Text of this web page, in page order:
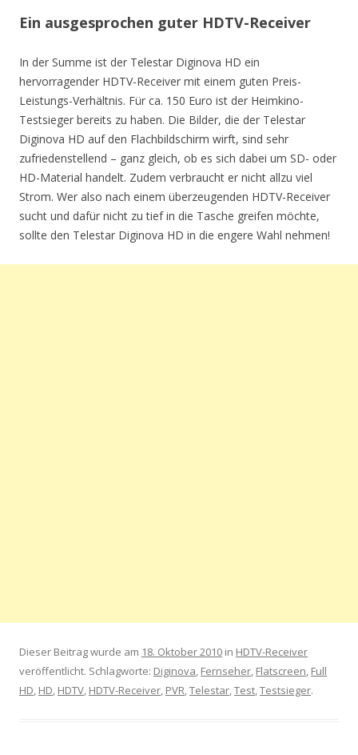
Ein ausgesprochen guter HDTV-Receiver
In der Summe ist der Telestar Diginova HD ein
hervorragender HDTV-Receiver mit einem guten Preis-
Leistungs-Verhältnis. Für ca. 150 Euro ist der Heimkino-
Testsieger bereits zu haben. Die Bilder, die der Telestar
Diginova HD auf den Flachbildschirm wirft, sind sehr
zufriedenstellend – ganz gleich, ob es sich dabei um SD- oder
HD-Material handelt. Zudem verbraucht er nicht allzu viel
Strom. Wer also nach einem überzeugenden HDTV-Receiver
sucht und dafür nicht zu tief in die Tasche greifen möchte,
sollte den Telestar Diginova HD in die engere Wahl nehmen!
Dieser Beitrag wurde am 18. Oktober 2010 in HDTV-Receiver
veröffentlicht. Schlagworte: Diginova, Fernseher, Flatscreen, Full
HD, HD, HDTV, HDTV-Receiver, PVR,Telestar,Test,Testsieger.